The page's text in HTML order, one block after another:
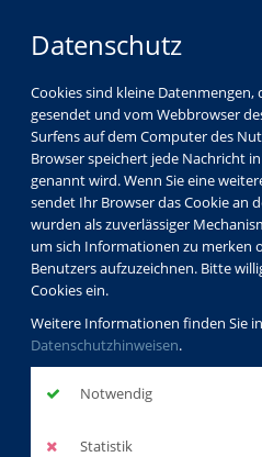
Datenschutz
Cookies sind kleine Datenmengen,
gesendet und vom Webbrowser
Surfens auf dem Computer des
Browser speichert jede Nachricht
genannt wird. Wenn Sie eine
sendet Ihr Browser das Cookie an
wurden als zuverlässiger
um sich Informationen zu merken
Benutzers aufzuzeichnen. Bitte
Cookies ein.
Weitere Informationen finden Sie
Datenschutzhinweisen.
Notwendig
Statistik